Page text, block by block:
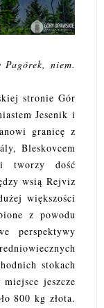
niem.
stronie Gór
Jesenik i
granicę z
Bleskovcem
tworzy dość
wsią Rejviz
większości
z powodu
perspektywy
stokach
jeszcze
800 kg złota.